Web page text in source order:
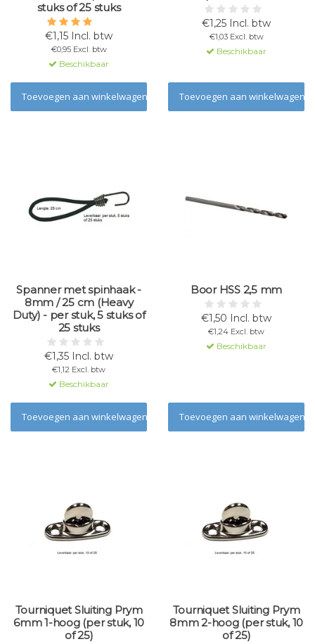
stuks of 25 stuks
€1,15 Incl. btw
€0,95 Excl. btw
Beschikbaar
Toevoegen aan winkelwagen
€1,25 Incl. btw
€1,03 Excl. btw
Beschikbaar
Toevoegen aan winkelwagen
Spanner met spinhaak -
8mm / 25 cm (Heavy
Duty) - per stuk, 5 stuks of
25 stuks
€1,35 Incl. btw
€1,12 Excl. btw
Beschikbaar
Toevoegen aan winkelwagen
Boor HSS 2,5 mm
€1,50 Incl. btw
€1,24 Excl. btw
Beschikbaar
Toevoegen aan winkelwagen
Tourniquet Sluiting Prym
6mm 1-hoog (per stuk, 10
of 25)
Tourniquet Sluiting Prym
8mm 2-hoog (per stuk, 10
of 25)